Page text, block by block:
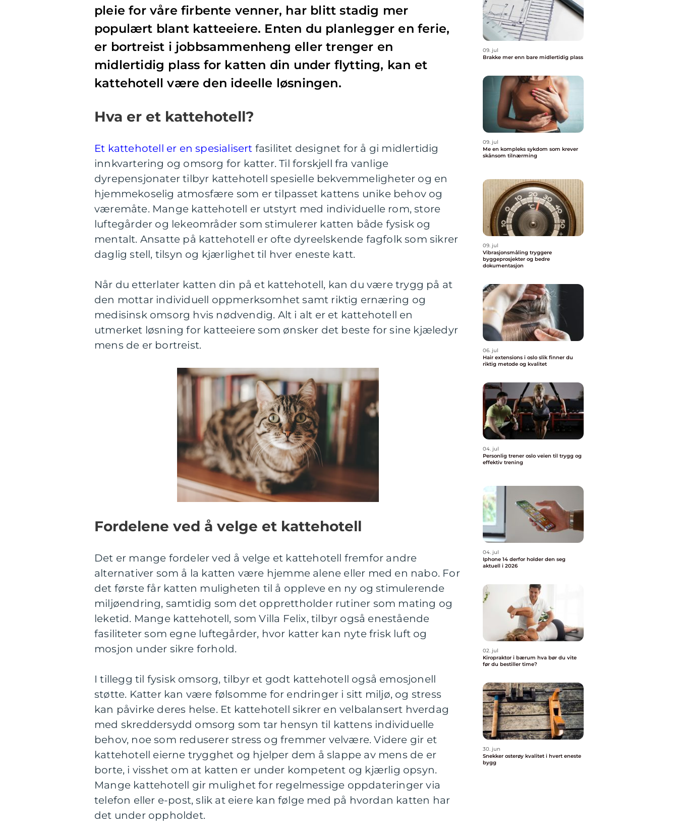
pleie for våre firbente venner, har blitt stadig mer
populært blant katteeiere. Enten du planlegger en ferie,
er bortreist i jobbsammenheng eller trenger en
midlertidig plass for katten din under flytting, kan et
kattehotell være den ideelle løsningen.
Hva er et kattehotell?
Et kattehotell er en spesialisert fasilitet designet for å gi midlertidig
innkvartering og omsorg for katter. Til forskjell fra vanlige
dyrepensjonater tilbyr kattehotell spesielle bekvemmeligheter og en
hjemmekoselig atmosfære som er tilpasset kattens unike behov og
væremåte. Mange kattehotell er utstyrt med individuelle rom, store
luftegårder og lekeområder som stimulerer katten både fysisk og
mentalt. Ansatte på kattehotell er ofte dyreelskende fagfolk som sikrer
daglig stell, tilsyn og kjærlighet til hver eneste katt.
Når du etterlater katten din på et kattehotell, kan du være trygg på at
den mottar individuell oppmerksomhet samt riktig ernæring og
medisinsk omsorg hvis nødvendig. Alt i alt er et kattehotell en
utmerket løsning for katteeiere som ønsker det beste for sine kjæledyr
mens de er bortreist.
Fordelene ved å velge et kattehotell
Det er mange fordeler ved å velge et kattehotell fremfor andre
alternativer som å la katten være hjemme alene eller med en nabo. For
det første får katten muligheten til å oppleve en ny og stimulerende
miljøendring, samtidig som det opprettholder rutiner som mating og
leketid. Mange kattehotell, som Villa Felix, tilbyr også enestående
fasiliteter som egne luftegårder, hvor katter kan nyte frisk luft og
mosjon under sikre forhold.
I tillegg til fysisk omsorg, tilbyr et godt kattehotell også emosjonell
støtte. Katter kan være følsomme for endringer i sitt miljø, og stress
kan påvirke deres helse. Et kattehotell sikrer en velbalansert hverdag
med skreddersydd omsorg som tar hensyn til kattens individuelle
behov, noe som reduserer stress og fremmer velvære. Videre gir et
kattehotell eierne trygghet og hjelper dem å slappe av mens de er
borte, i visshet om at katten er under kompetent og kjærlig opsyn.
Mange kattehotell gir mulighet for regelmessige oppdateringer via
telefon eller e-post, slik at eiere kan følge med på hvordan katten har
det under oppholdet.
09. jul
Brakke mer enn bare midlertidig plass
09. jul
Me en kompleks sykdom som krever
skånsom tilnærming
09. jul
Vibrasjonsmåling tryggere
byggeprosjekter og bedre
dokumentasjon
06. jul
Hair extensions i oslo slik finner du
riktig metode og kvalitet
04. jul
Personlig trener oslo veien til trygg og
effektiv trening
04. jul
Iphone 14 derfor holder den seg
aktuell i 2026
02. jul
Kiropraktor i bærum hva bør du vite
før du bestiller time?
30. jun
Snekker osterøy kvalitet i hvert eneste
bygg